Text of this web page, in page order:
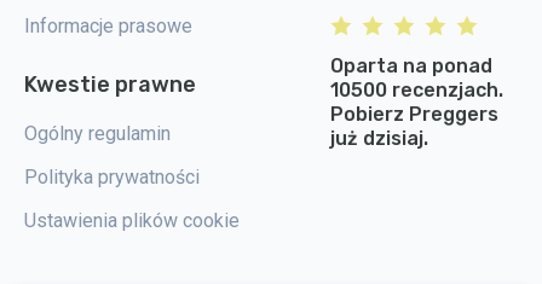
Informacje prasowe
Kwestie prawne
Ogólny regulamin
Polityka prywatności
Ustawienia plików cookie
Oparta na ponad
10500 recenzjach.
Pobierz Preggers
już dzisiaj.